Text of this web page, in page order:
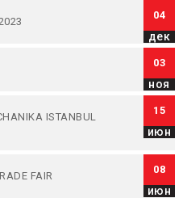
04
дек
03
ноя
ISTANBUL
15
июн
FAIR
08
июн